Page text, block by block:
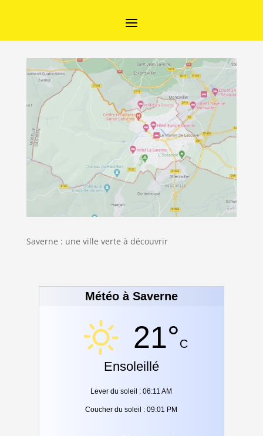
Saverne : une ville verte à découvrir
Météo à Saverne
21°C
Ensoleillé
Lever du soleil : 06:11 AM
Coucher du soleil : 09:01 PM